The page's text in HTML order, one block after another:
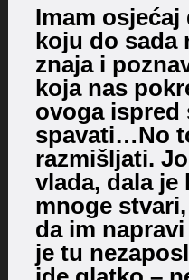
Imam osjećaj
koju do sada
znaja i
koja nas
ovoga ispred
spavati…No
razmišljati.
vlada, dala je
mnoge
da im
je tu